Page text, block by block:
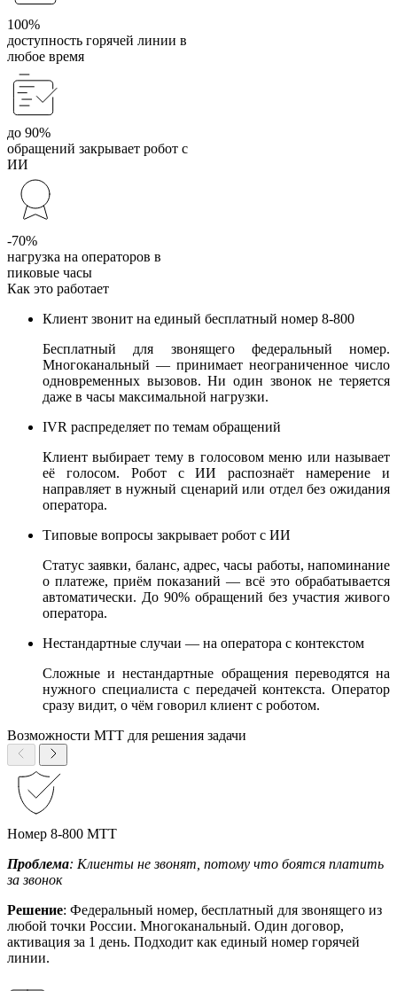
100%
доступность горячей линии в
любое время
до 90%
обращений закрывает робот с
ИИ
-70%
нагрузка на операторов в
пиковые часы
Как это работает
Клиент звонит на единый бесплатный номер 8-800
Бесплатный для звонящего федеральный номер.
Многоканальный — принимает неограниченное число
одновременных вызовов. Ни один звонок не теряется
даже в часы максимальной нагрузки.
IVR распределяет по темам обращений
Клиент выбирает тему в голосовом меню или называет
её голосом. Робот с ИИ распознаёт намерение и
направляет в нужный сценарий или отдел без ожидания
оператора.
Типовые вопросы закрывает робот с ИИ
Статус заявки, баланс, адрес, часы работы, напоминание
о платеже, приём показаний — всё это обрабатывается
автоматически. До 90% обращений без участия живого
оператора.
Нестандартные случаи — на оператора с контекстом
Сложные и нестандартные обращения переводятся на
нужного специалиста с передачей контекста. Оператор
сразу видит, о чём говорил клиент с роботом.
Возможности МТТ для решения задачи
Номер 8-800 МТТ
Проблема: Клиенты не звонят, потому что боятся платить
за звонок
Решение: Федеральный номер, бесплатный для звонящего из
любой точки России. Многоканальный. Один договор,
активация за 1 день. Подходит как единый номер горячей
линии.